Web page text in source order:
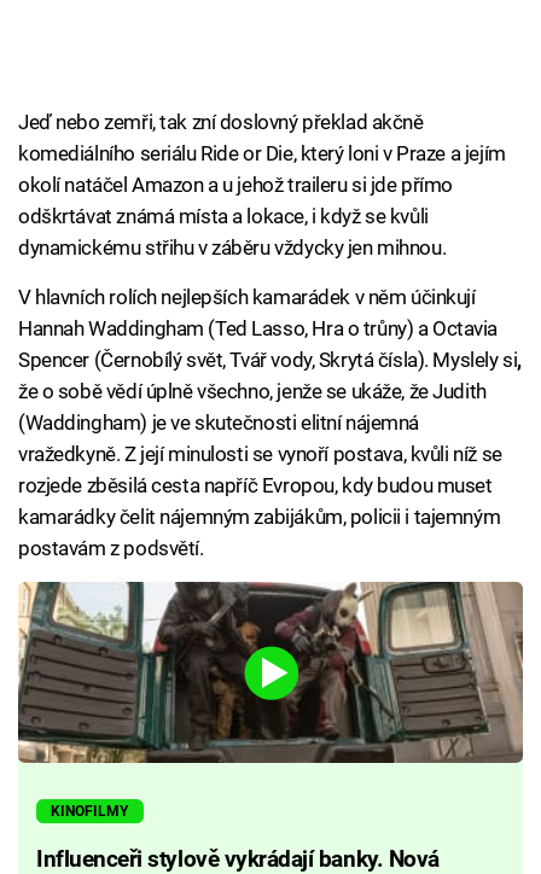
Jeď nebo zemři, tak zní doslovný překlad akčně
komediálního seriálu Ride or Die, který loni v Praze a jejím
okolí natáčel Amazon a u jehož traileru si jde přímo
odškrtávat známá místa a lokace, i když se kvůli
dynamickému střihu v záběru vždycky jen mihnou.
V hlavních rolích nejlepších kamarádek v něm účinkují
Hannah Waddingham (Ted Lasso, Hra o trůny) a Octavia
Spencer (Černobílý svět, Tvář vody, Skrytá čísla). Myslely si,
že o sobě vědí úplně všechno, jenže se ukáže, že Judith
(Waddingham) je ve skutečnosti elitní nájemná
vražedkyně. Z její minulosti se vynoří postava, kvůli níž se
rozjede zběsilá cesta napříč Evropou, kdy budou muset
kamarádky čelit nájemným zabijákům, policii i tajemným
postavám z podsvětí.
KINOFILMY
Influenceři stylově vykrádají banky. Nová